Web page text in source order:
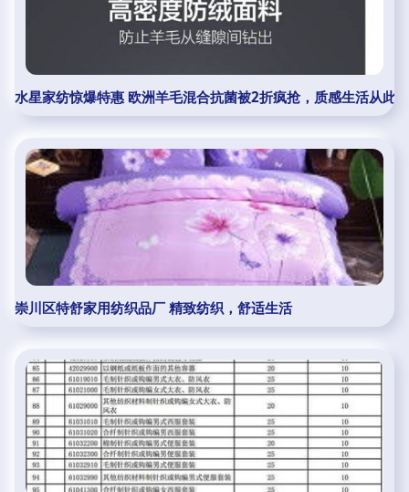
水星家纺惊爆特惠 欧洲羊毛混合抗菌被2折疯抢，质感生活从此
崇川区特舒家用纺织品厂 精致纺织，舒适生活